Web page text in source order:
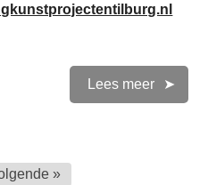
Lees meer
»